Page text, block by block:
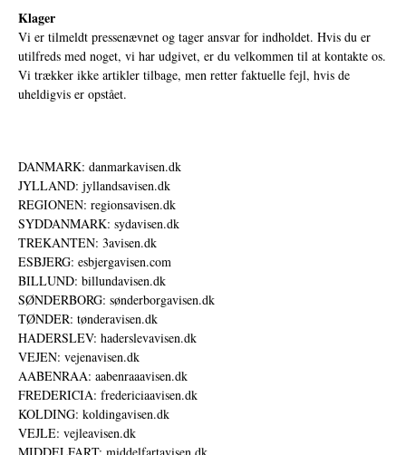
Klager
Vi er tilmeldt pressenævnet og tager ansvar for indholdet. Hvis du er
utilfreds med noget, vi har udgivet, er du velkommen til at kontakte os.
Vi trækker ikke artikler tilbage, men retter faktuelle fejl, hvis de
uheldigvis er opstået.
DANMARK: danmarkavisen.dk
JYLLAND: jyllandsavisen.dk
REGIONEN: regionsavisen.dk
SYDDANMARK: sydavisen.dk
TREKANTEN: 3avisen.dk
ESBJERG: esbjergavisen.com
BILLUND: billundavisen.dk
SØNDERBORG: sønderborgavisen.dk
TØNDER: tønderavisen.dk
HADERSLEV: haderslevavisen.dk
VEJEN: vejenavisen.dk
AABENRAA: aabenraaavisen.dk
FREDERICIA: fredericiaavisen.dk
KOLDING: koldingavisen.dk
VEJLE: vejleavisen.dk